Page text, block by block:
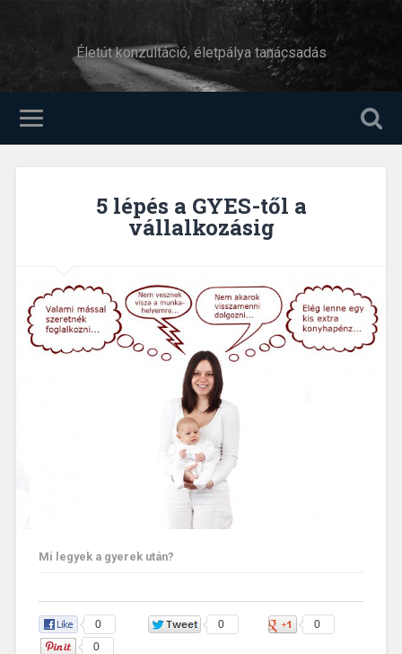
Életút konzultáció, életpálya tanácsadás
5 lépés a GYES-től a
vállalkozásig
Mi legyek a gyerek után?
0 0
0
0